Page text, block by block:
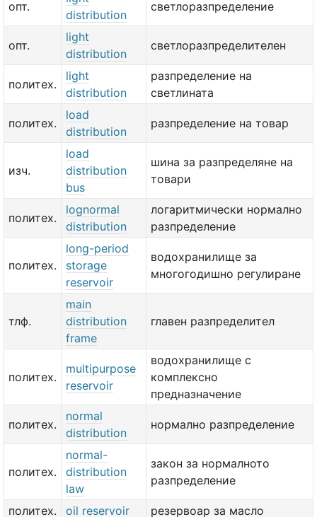
опт.
distribution
светлоразпределение
опт.
light
distribution
светлоразпределителен
политех.
light
distribution
разпределение на
светлината
политех.
load
distribution
разпределение на товар
изч.
load
distribution
bus
шина за разпределяне на
товари
политех.
lognormal
distribution
логаритмически нормално
разпределение
политех.
long-period
storage
reservoir
водохранилище за
многогодишно регулиране
тлф.
main
distribution
frame
главен разпределител
политех.
multipurpose
reservoir
водохранилище с
комплексно
предназначение
политех.
normal
distribution
нормално разпределение
политех.
normal-
distribution
law
закон за нормалното
разпределение
политех. oil reservoir резервоар за масло